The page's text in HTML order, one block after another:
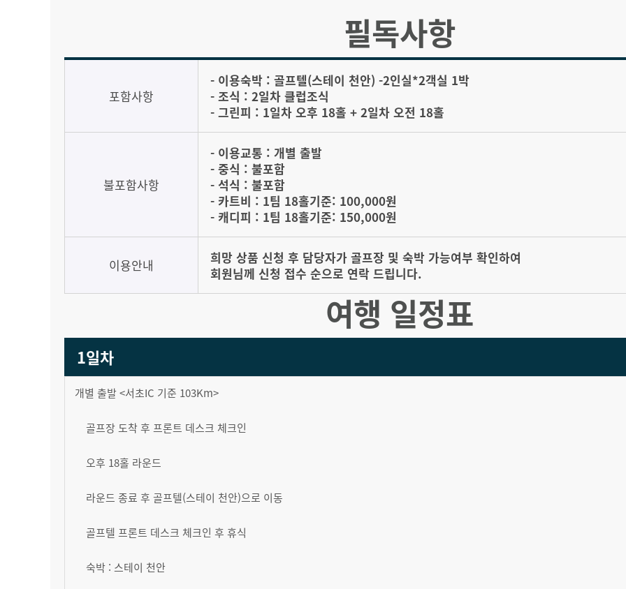
필독사항
포함사항
- 이용숙박 : 골프텔(스테이 천안) -2인실*2객실 1박
- 조식 : 2일차 클럽조식
- 그린피 : 1일차 오후 18홀 + 2일차 오전 18홀
불포함사항
- 이용교통 : 개별 출발
- 중식 : 불포함
- 석식 : 불포함
- 카트비 : 1팀 18홀기준: 100,000원
- 캐디피 : 1팀 18홀기준: 150,000원
이용안내
희망 상품 신청 후 담당자가 골프장 및 숙박 가능여부 확인하여
회원님께 신청 접수 순으로 연락 드립니다.
여행 일정표
1일차
개별 출발 <서초IC 기준 103Km>
골프장 도착 후 프론트 데스크 체크인
오후 18홀 라운드
라운드 종료 후 골프텔(스테이 천안)으로 이동
골프텔 프론트 데스크 체크인 후 휴식
숙박 : 스테이 천안